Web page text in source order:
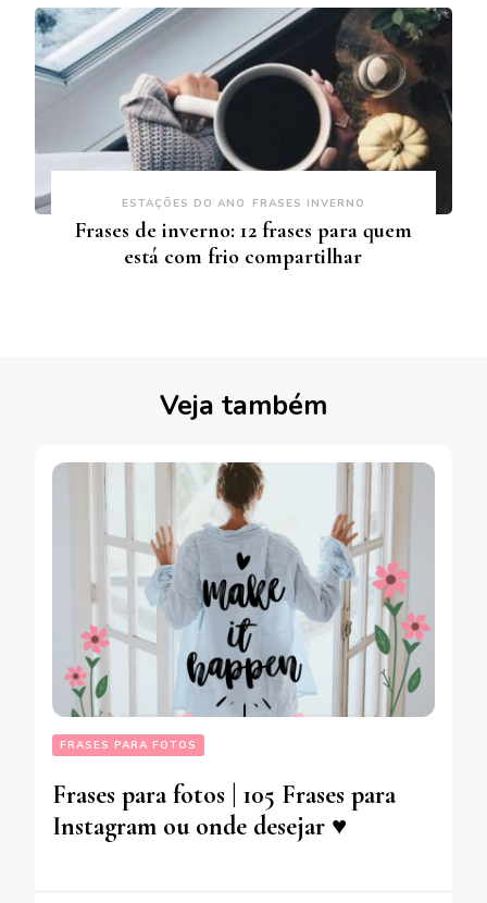
ESTAÇÕES DO ANO FRASES INVERNO
Frases de inverno: 12 frases para quem
está com frio compartilhar
Veja também
FRASES PARA FOTOS
Frases para fotos | 105 Frases para
Instagram ou onde desejar ♥